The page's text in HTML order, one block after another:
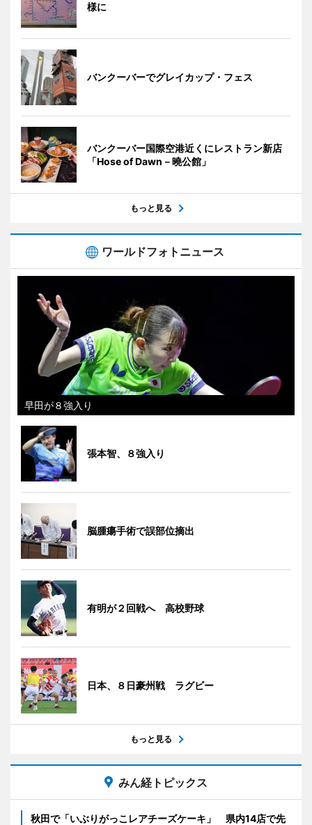
様に
バンクーバーでグレイカップ・フェス
バンクーバー国際空港近くにレストラン新店
「Hose of Dawn－曉公館」
もっと見る
ワールドフォトニュース
早田が８強入り
張本智、８強入り
脳腫瘍手術で誤部位摘出
有明が２回戦へ 高校野球
日本、８日豪州戦 ラグビー
もっと見る
みん経トピックス
秋田で「いぶりがっこレアチーズケーキ」 県内14店で先